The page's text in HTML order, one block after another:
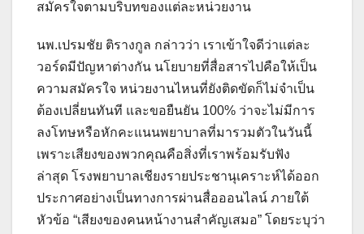
สมัครใจตามบริบทของแต่ละหน่วยงาน
นพ.เปรมชัย ติรางกูล กล่าวว่า เราเข้าใจดีว่าแต่ละ
วอร์ดมีปัญหาต่างกัน นโยบายที่สื่อสารไปคือให้เป็น
ความสมัครใจ หน่วยงานไหนที่ยังติดขัดก็ไม่จำเป็น
ต้องเปลี่ยนทันที และขอยืนยัน 100% ว่าจะไม่มีการ
ลงโทษหรือหักคะแนนพยาบาลที่มารวมตัวในวันนี้
เพราะเสียงของพวกคุณคือสิ่งที่เราพร้อมรับฟัง
ล่าสุด โรงพยาบาลเชียงรายประชานุเคราะห์ได้ออก
ประกาศอย่างเป็นทางการผ่านสื่อออนไลน์ ภายใต้
หัวข้อ “เสียงของคนหน้างานสำคัญเสมอ” โดยระบุว่า